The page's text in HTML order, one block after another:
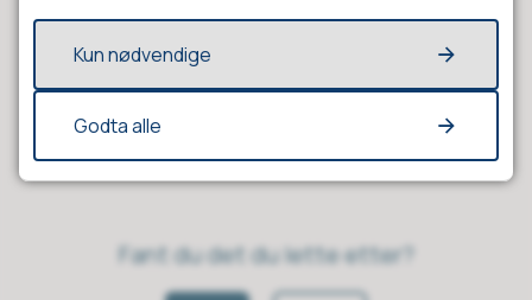
Fant du det du lette etter?
Kun nødvendige
Godta alle